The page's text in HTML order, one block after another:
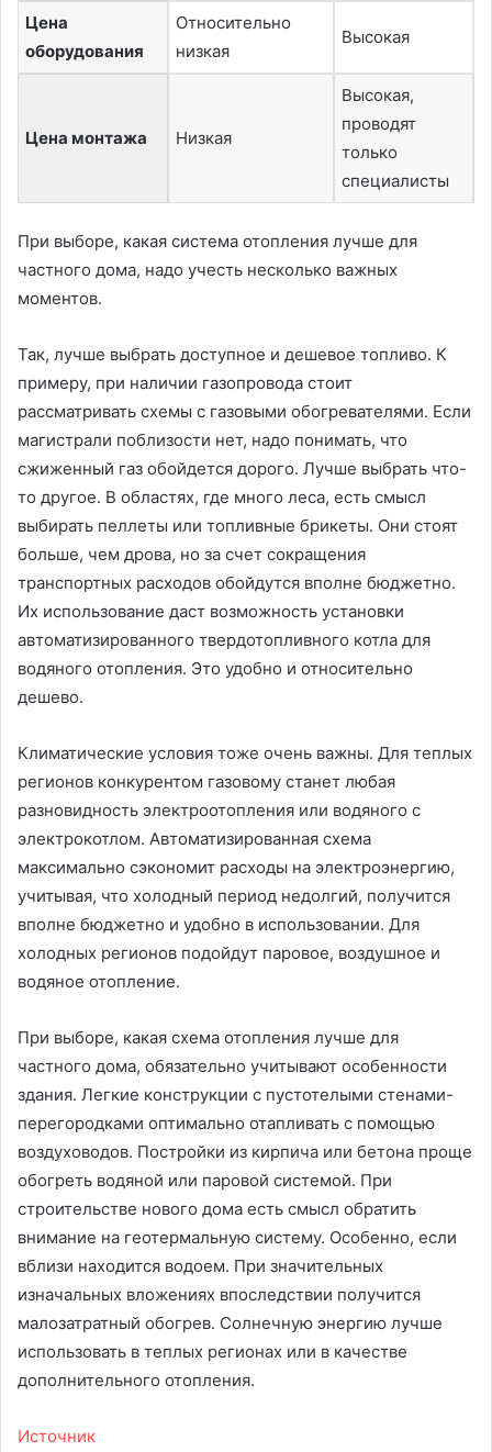
Цена
оборудования
Относительно
низкая
Высокая
Цена монтажа Низкая
Высокая,
проводят
только
специалисты
При выборе, какая система отопления лучше для
частного дома, надо учесть несколько важных
моментов.
Так, лучше выбрать доступное и дешевое топливо. К
примеру, при наличии газопровода стоит
рассматривать схемы с газовыми обогревателями. Если
магистрали поблизости нет, надо понимать, что
сжиженный газ обойдется дорого. Лучше выбрать что-
то другое. В областях, где много леса, есть смысл
выбирать пеллеты или топливные брикеты. Они стоят
больше, чем дрова, но за счет сокращения
транспортных расходов обойдутся вполне бюджетно.
Их использование даст возможность установки
автоматизированного твердотопливного котла для
водяного отопления. Это удобно и относительно
дешево.
Климатические условия тоже очень важны. Для теплых
регионов конкурентом газовому станет любая
разновидность электроотопления или водяного с
электрокотлом. Автоматизированная схема
максимально сэкономит расходы на электроэнергию,
учитывая, что холодный период недолгий, получится
вполне бюджетно и удобно в использовании. Для
холодных регионов подойдут паровое, воздушное и
водяное отопление.
При выборе, какая схема отопления лучше для
частного дома, обязательно учитывают особенности
здания. Легкие конструкции с пустотелыми стенами-
перегородками оптимально отапливать с помощью
воздуховодов. Постройки из кирпича или бетона проще
обогреть водяной или паровой системой. При
строительстве нового дома есть смысл обратить
внимание на геотермальную систему. Особенно, если
вблизи находится водоем. При значительных
изначальных вложениях впоследствии получится
малозатратный обогрев. Солнечную энергию лучше
использовать в теплых регионах или в качестве
дополнительного отопления.
Источник